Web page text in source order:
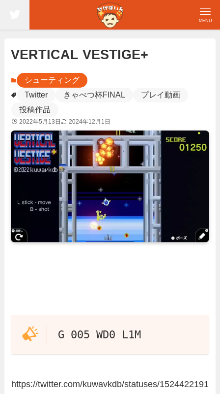
MENU
VERTICAL VESTIGE+
シューティング
Twitter
きゃべつ杯FINAL
プレイ動画
投稿作品
2022年5月13日 2024年12月1日
G 005 WD0 L1M
https://twitter.com/kuwavkdb/statuses/1524422191